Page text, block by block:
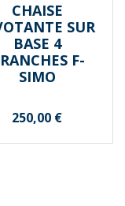
CHAISE
SUR
BASE 4
F-
SIMO
Prix
250,00 €